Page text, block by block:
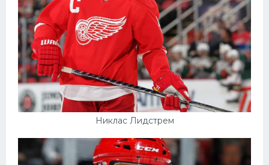
Никлас Лидстрем